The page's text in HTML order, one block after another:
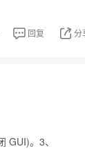
回复 分
GUI)。3、